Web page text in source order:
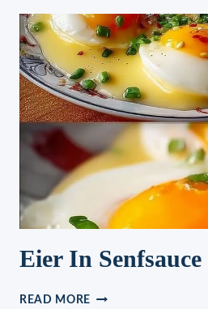
KNOBLAUCHSOSSE, K
ARTOFFELPÜREE &
S
ÜSSEN KA
ROTTEN
Eier In Senfsauce
READ MORE EIER